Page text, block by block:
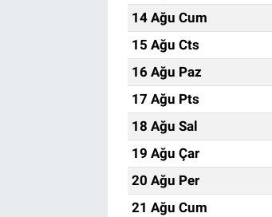
14 Ağu Cum
15 Ağu Cts
16 Ağu Paz
17 Ağu Pts
18 Ağu Sal
19 Ağu Çar
20 Ağu Per
21 Ağu Cum